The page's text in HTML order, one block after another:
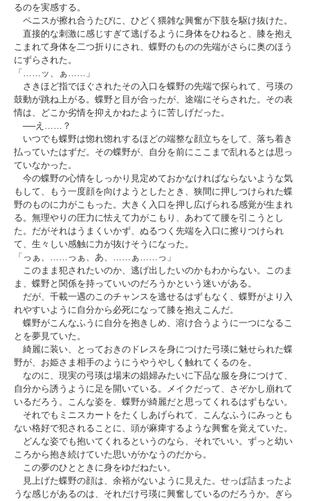
るのを実感する。
ペニスが擦れ合うたびに、ひどく猥雑な興奮が下肢を駆け抜けた。
直接的な刺激に感じすぎて逃げるように身体をひねると、膝を抱え
こまれて身体を二つ折りにされ、蝶野のものの先端がさらに奥のほう
にずらされた。
「……ッ、ぁ……」
さきほど指でほぐされたその入口を蝶野の先端で探られて、弓瑛の
鼓動が跳ね上がる。蝶野と目が合ったが、途端にそらされた。その表
情は、どこか劣情を抑えかねたように苦しげだった。
──え……？
いつでも蝶野は惚れ惚れするほどの端整な顔立ちをして、落ち着き
払っていたはずだ。その蝶野が、自分を前にここまで乱れるとは思っ
ていなかった。
今の蝶野の心情をしっかり見定めておかなければならないような気
もして、もう一度顔を向けようとしたとき、狭間に押しつけられた蝶
野のものに力がこもった。大きく入口を押し広げられる感覚が生まれ
る。無理やりの圧力に怯えて力がこもり、あわてて腰を引こうとし
た。だがそれはうまくいかず、ぬるつく先端を入口に擦りつけられ
て、生々しい感触に力が抜けそうになった。
「っぁ、……っぁ、あ、……ぁ……っ」
このまま犯されたいのか、逃げ出したいのかもわからない。このま
ま、蝶野と関係を持っていいのだろうかという迷いがある。
だが、千載一遇のこのチャンスを逃せるはずもなく、蝶野がより入
れやすいように自分から必死になって膝を抱えこんだ。
蝶野がこんなふうに自分を抱きしめ、溶け合うように一つになるこ
とを夢見ていた。
綺麗に装い、とっておきのドレスを身につけた弓瑛に魅せられた蝶
野が、お姫さま相手のようにうやうやしく触れてくるのを。
なのに、現実の弓瑛は場末の娼婦みたいに下品な服を身につけて、
自分から誘うように足を開いている。メイクだって、さぞかし崩れて
いるだろう。こんな姿を、蝶野が綺麗だと思ってくれるはずもない。
それでもミニスカートをたくしあげられて、こんなふうにみっとも
ない格好で犯されることに、頭が麻痺するような興奮を覚えていた。
どんな姿でも抱いてくれるというのなら、それでいい。ずっと幼い
ころから抱き続けていた思いがかなうのだから。
この夢のひとときに身をゆだねたい。
見上げた蝶野の顔は、余裕がないように見えた。せっぱ詰まったよ
うな感じがあるのは、それだけ弓瑛に興奮しているのだろうか。ぎら